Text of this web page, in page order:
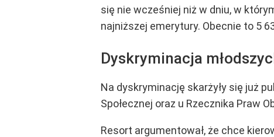
się nie wcześniej niż w dniu, w
najniższej emerytury. Obecnie to 5
Dyskryminacja
Na dyskryminację skarżyły się już
Społecznej oraz u Rzecznika Praw
Resort argumentował, że chce